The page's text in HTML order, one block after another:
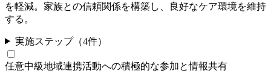
を軽減。家族との信頼関係を構築し、良好なケア環境を維持
する。
実施ステップ（4件）
任意中級地域連携活動への積極的な参加と情報共有